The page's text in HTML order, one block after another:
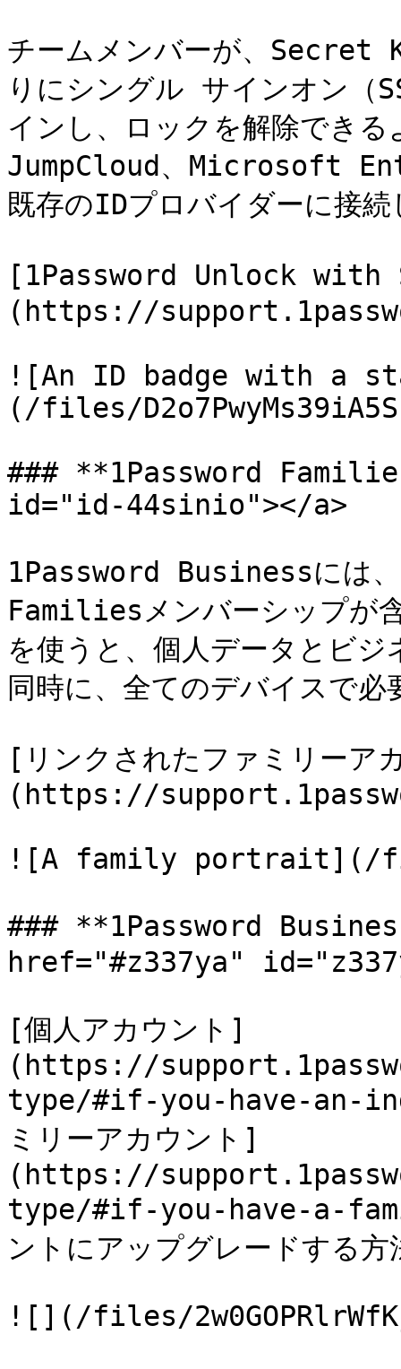
チームメンバーが、Secret
りにシングル サインオン（
インし、ロックを解除でき
JumpCloud、Microsoft
既存のIDプロバイダーに接続
[1Password Unlock with
(https://
![An ID badge with a
(/files/
### **1Password
id="id-44sinio"></a>
1Password Businessには
Familiesメンバーシップが
を使うと、個人データとビ
同時に、全てのデバイスで
[リンクされたファミリーア
(https://
![A family portrait](/files/
### **1Password
href="#z337ya"
[個人アカウント]
(https://
type/#if-you-have-an-
ミリーアカウント]
(https://
type/#if-you-have-a-
ントにアップグレードする方